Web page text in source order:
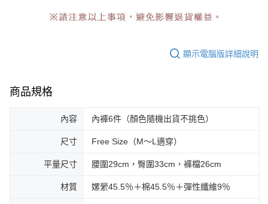
顯示電腦版詳細說明
商品規格
內容 內褲6件（顏色隨機出貨不挑色）
尺寸 Free Size（M～L適穿）
平量尺寸 腰圍29cm，臀圍33cm，褲檔26cm
材質 嫘縈45.5％＋棉45.5％＋彈性纖維9％